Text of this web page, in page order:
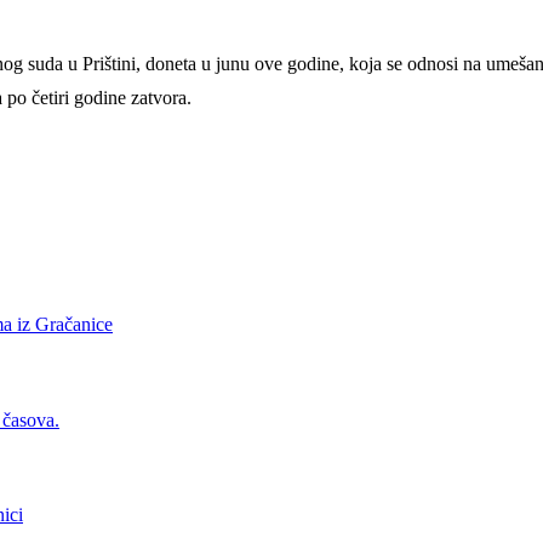
suda u Prištini, doneta u junu ove godine, koja se odnosi na
četiri godine zatvora.
iz Gračanice